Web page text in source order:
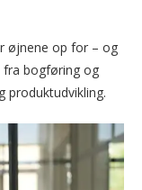
øjnene op for – og
bogføring og
produktudvikling.